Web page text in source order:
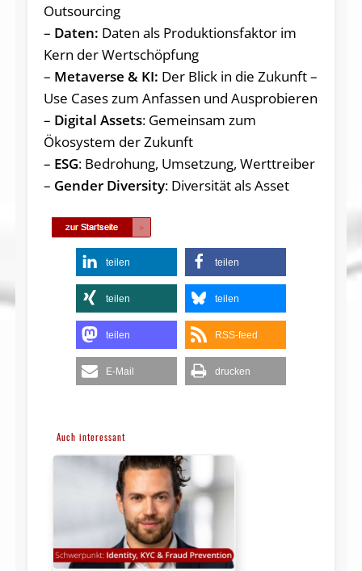
Outsourcing
– Daten: Daten als Produktionsfaktor im
Kern der Wertschöpfung
– Metaverse & KI: Der Blick in die Zukunft –
Use Cases zum Anfassen und Ausprobieren
– Digital Assets: Gemeinsam zum
Ökosystem der Zukunft
– ESG: Bedrohung, Umsetzung, Werttreiber
– Gender Diversity: Diversität als Asset
teilen teilen
teilen teilen
teilen RSS-feed
E-Mail drucken
Auch interessant